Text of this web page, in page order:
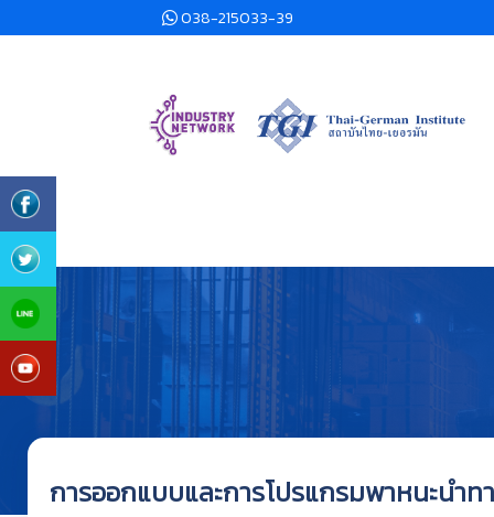
038-215033-39
การออกแบบและการโปรแกรมพาหนะนำท